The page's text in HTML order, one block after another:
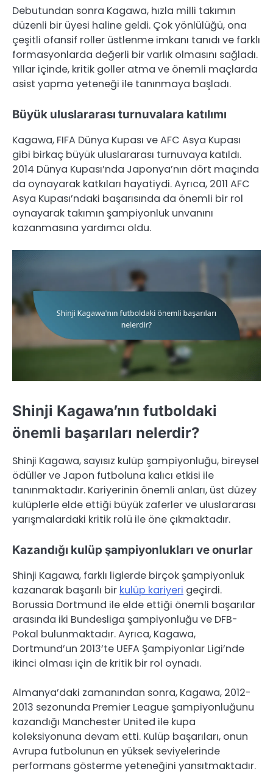
Debutundan sonra Kagawa, hızla milli takımın
düzenli bir üyesi haline geldi. Çok yönlülüğü, ona
çeşitli ofansif roller üstlenme imkanı tanıdı ve farklı
formasyonlarda değerli bir varlık olmasını sağladı.
Yıllar içinde, kritik goller atma ve önemli maçlarda
asist yapma yeteneği ile tanınmaya başladı.
Büyük uluslararası turnuvalara katılımı
Kagawa, FIFA Dünya Kupası ve AFC Asya Kupası
gibi birkaç büyük uluslararası turnuvaya katıldı.
2014 Dünya Kupası’nda Japonya’nın dört maçında
da oynayarak katkıları hayatiydi. Ayrıca, 2011 AFC
Asya Kupası’ndaki başarısında da önemli bir rol
oynayarak takımın şampiyonluk unvanını
kazanmasına yardımcı oldu.
Shinji Kagawa’nın futboldaki
önemli başarıları nelerdir?
Shinji Kagawa, sayısız kulüp şampiyonluğu, bireysel
ödüller ve Japon futboluna kalıcı etkisi ile
tanınmaktadır. Kariyerinin önemli anları, üst düzey
kulüplerle elde ettiği büyük zaferler ve uluslararası
yarışmalardaki kritik rolü ile öne çıkmaktadır.
Kazandığı kulüp şampiyonlukları ve onurlar
Shinji Kagawa, farklı liglerde birçok şampiyonluk
kazanarak başarılı bir kulüp kariyeri geçirdi.
Borussia Dortmund ile elde ettiği önemli başarılar
arasında iki Bundesliga şampiyonluğu ve DFB-
Pokal bulunmaktadır. Ayrıca, Kagawa,
Dortmund’un 2013’te UEFA Şampiyonlar Ligi’nde
ikinci olması için de kritik bir rol oynadı.
Almanya’daki zamanından sonra, Kagawa, 2012-
2013 sezonunda Premier League şampiyonluğunu
kazandığı Manchester United ile kupa
koleksiyonuna devam etti. Kulüp başarıları, onun
Avrupa futbolunun en yüksek seviyelerinde
performans gösterme yeteneğini yansıtmaktadır.